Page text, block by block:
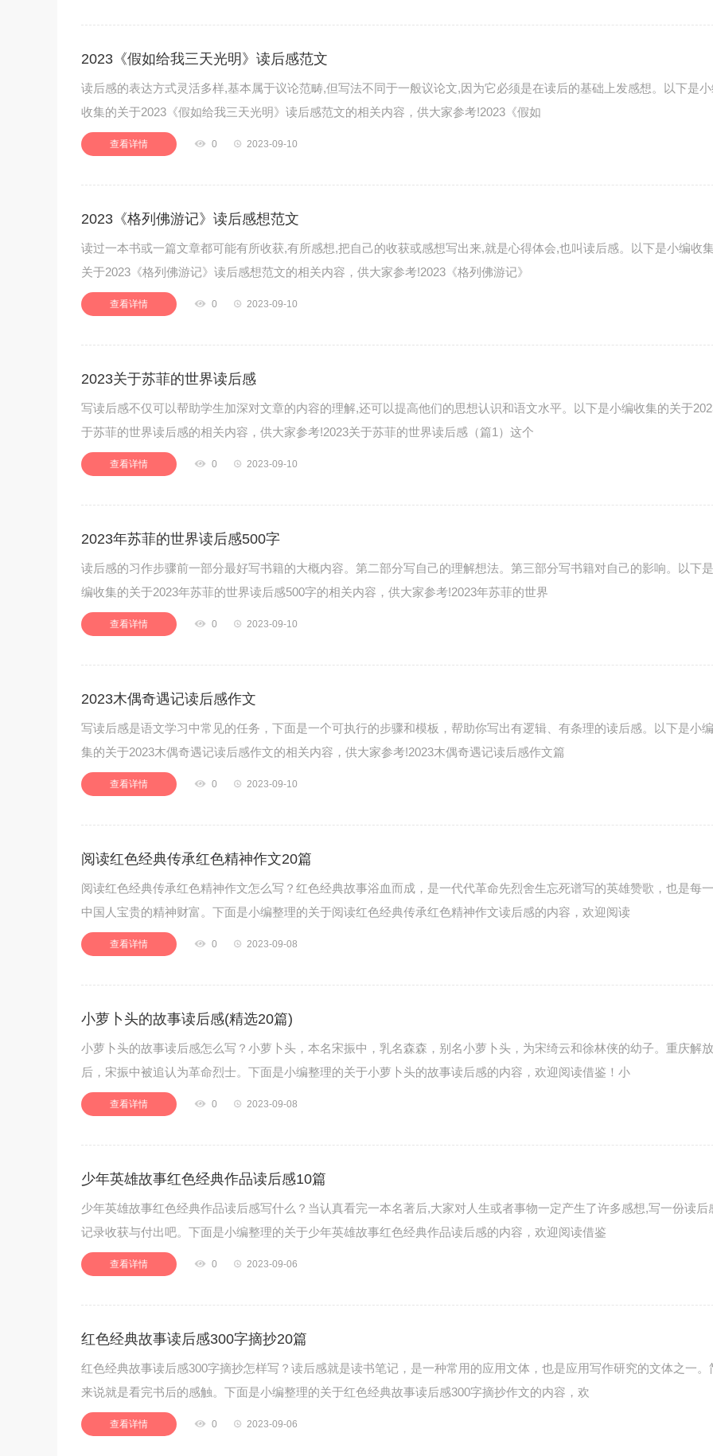
2023《假如给我三天光明》读后感范文
读后感的表达方式灵活多样,基本属于议论范畴,但写法不同于一般议论文,因为它必须是在读后的基础上发感想。以下是
收集的关于2023《假如给我三天光明》读后感范文的相关内容，供大家参考!2023《假如
查看详情  0  2023-09-10
2023《格列佛游记》读后感想范文
读过一本书或一篇文章都可能有所收获,有所感想,把自己的收获或感想写出来,就是心得体会,也叫读后感。以下是小编收
关于2023《格列佛游记》读后感想范文的相关内容，供大家参考!2023《格列佛游记》
查看详情  0  2023-09-10
2023关于苏菲的世界读后感
写读后感不仅可以帮助学生加深对文章的内容的理解,还可以提高他们的思想认识和语文水平。以下是小编收集的关于
于苏菲的世界读后感的相关内容，供大家参考!2023关于苏菲的世界读后感（篇1）这个
查看详情  0  2023-09-10
2023年苏菲的世界读后感500字
读后感的习作步骤前一部分最好写书籍的大概内容。第二部分写自己的理解想法。第三部分写书籍对自己的影响。以下
编收集的关于2023年苏菲的世界读后感500字的相关内容，供大家参考!2023年苏菲的世界
查看详情  0  2023-09-10
2023木偶奇遇记读后感作文
写读后感是语文学习中常见的任务，下面是一个可执行的步骤和模板，帮助你写出有逻辑、有条理的读后感。以下是小
集的关于2023木偶奇遇记读后感作文的相关内容，供大家参考!2023木偶奇遇记读后感作文篇
查看详情  0  2023-09-10
阅读红色经典传承红色精神作文20篇
阅读红色经典传承红色精神作文怎么写？红色经典故事浴血而成，是一代代革命先烈舍生忘死谱写的英雄赞歌，也是每
中国人宝贵的精神财富。下面是小编整理的关于阅读红色经典传承红色精神作文读后感的内容，欢迎阅读
查看详情  0  2023-09-08
小萝卜头的故事读后感(精选20篇)
小萝卜头的故事读后感怎么写？小萝卜头，本名宋振中，乳名森森，别名小萝卜头，为宋绮云和徐林侠的幼子。重庆解放
后，宋振中被追认为革命烈士。下面是小编整理的关于小萝卜头的故事读后感的内容，欢迎阅读借鉴！小
查看详情  0  2023-09-08
少年英雄故事红色经典作品读后感10篇
少年英雄故事红色经典作品读后感写什么？当认真看完一本名著后,大家对人生或者事物一定产生了许多感想,写一份读后
记录收获与付出吧。下面是小编整理的关于少年英雄故事红色经典作品读后感的内容，欢迎阅读借鉴
查看详情  0  2023-09-06
红色经典故事读后感300字摘抄20篇
红色经典故事读后感300字摘抄怎样写？读后感就是读书笔记，是一种常用的应用文体，也是应用写作研究的文体之一。
来说就是看完书后的感触。下面是小编整理的关于红色经典故事读后感300字摘抄作文的内容，欢
查看详情  0  2023-09-06